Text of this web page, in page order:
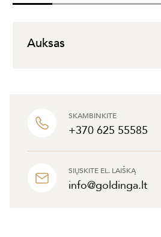
SKAMBINKITE
+370 625 55585
SIŲSKITE EL. LAIŠKĄ
info@goldinga.lt
Auksas